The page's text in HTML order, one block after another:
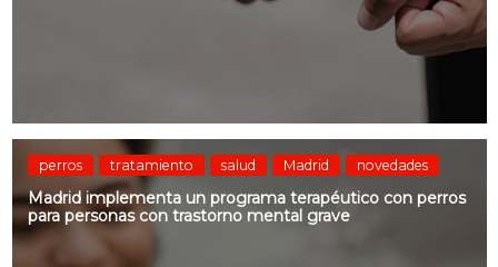
perros tratamiento salud Madrid novedades
Madrid implementa un programa terapéutico con perros
para personas con trastorno mental grave